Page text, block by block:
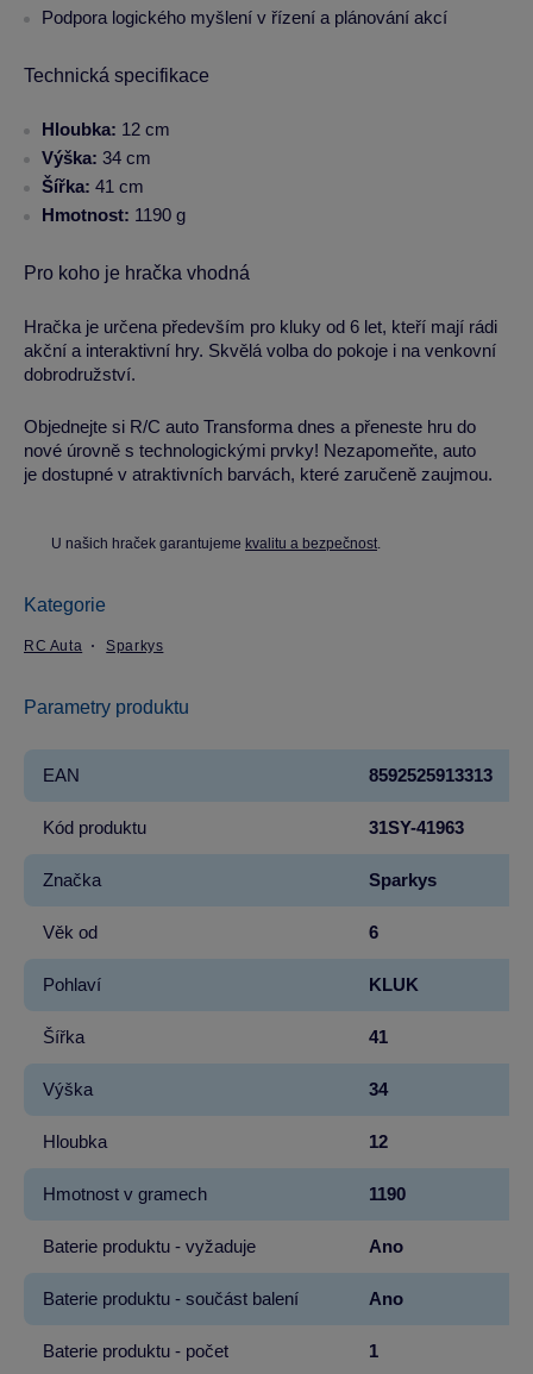
Podpora logického myšlení v řízení a plánování akcí
Technická specifikace
Hloubka: 12 cm
Výška: 34 cm
Šířka: 41 cm
Hmotnost: 1190 g
Pro koho je hračka vhodná
Hračka je určena především pro kluky od 6 let, kteří mají rádi
akční a interaktivní hry. Skvělá volba do pokoje i na venkovní
dobrodružství.
Objednejte si R/C auto Transforma dnes a přeneste hru do
nové úrovně s technologickými prvky! Nezapomeňte, auto
je dostupné v atraktivních barvách, které zaručeně zaujmou.
U našich hraček garantujeme kvalitu a bezpečnost.
Kategorie
RC Auta Sparkys
Parametry produktu
EAN 8592525913313
Kód produktu 31SY-41963
Značka Sparkys
Věk od 6
Pohlaví KLUK
Šířka 41
Výška 34
Hloubka 12
Hmotnost v gramech 1190
Baterie produktu - vyžaduje Ano
Baterie produktu - součást balení Ano
Baterie produktu - počet 1